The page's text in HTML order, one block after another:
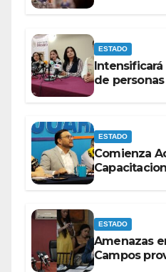
ESTADO
de
ESTADO
Comienza
ESTADO
Amenazas
Campos